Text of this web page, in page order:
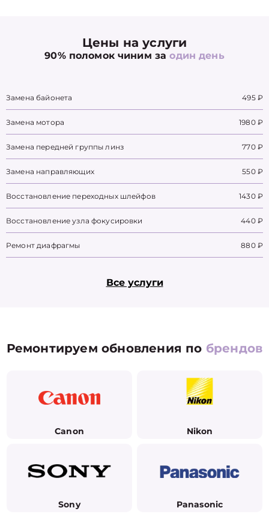
Цены на услуги
90% поломок чиним заодин день
Замена байонета 495 ₽
Замена мотора 1980 ₽
Замена передней группы линз 770 ₽
Замена направляющих 550 ₽
Восстановление переходных шлейфов 1430 ₽
Восстановление узла фокусировки 440 ₽
Ремонт диафрагмы 880 ₽
Все услуги
Ремонтируем обновления по брендов
Canon Nikon
Sony Panasonic